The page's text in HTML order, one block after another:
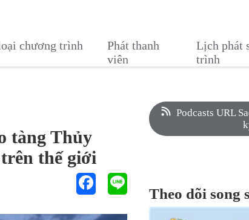
chương trình
Phát thanh
viên
Lịch phát
trình
tàng Thủy
thế giới
Podcasts URL
Theo dõi song